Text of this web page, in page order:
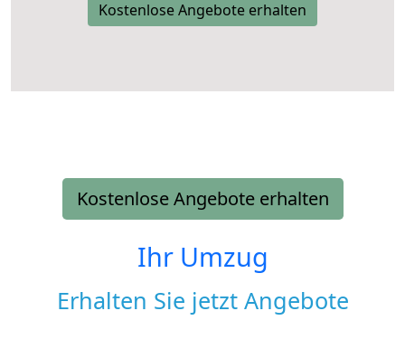
Kostenlose Angebote erhalten
Kostenlose Angebote erhalten
Ihr Umzug
Erhalten Sie jetzt Angebote